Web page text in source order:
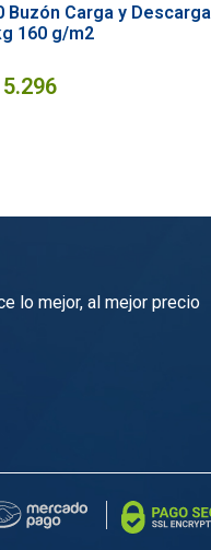
Buzón Carga y Descarga
160 g/m2
5.296
lo mejor, al mejor precio